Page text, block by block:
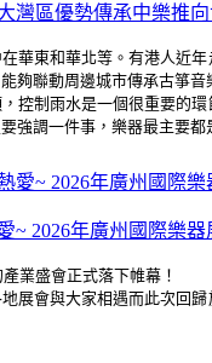
灣區優勢傳承中樂推向
華東和華北等。有港人近
夠聯動周邊城市傳承古箏音
控制雨水是一個很重要的
強調一件事，樂器最主要都
2026年廣州國際樂器
業盛會正式落下帷幕！
展會與大家相遇而此次回